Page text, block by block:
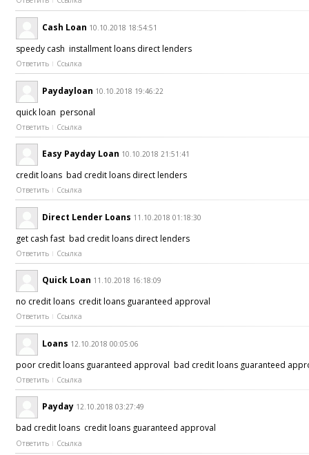
Cash Loan 10.10.2018 18:54:51
speedy cash installment loans direct lenders
Ответить Ссылка
Paydayloan 10.10.2018 19:46:22
quick loan personal
Ответить Ссылка
Easy Payday Loan 10.10.2018 21:51:41
credit loans bad credit loans direct lenders
Ответить Ссылка
Direct Lender Loans 11.10.2018 01:18:30
get cash fast bad credit loans direct lenders
Ответить Ссылка
Quick Loan 11.10.2018 16:18:09
no credit loans credit loans guaranteed approval
Ответить Ссылка
Loans 12.10.2018 00:05:06
poor credit loans guaranteed approval bad credit loans guaranteed
Ответить Ссылка
Payday 12.10.2018 03:27:49
bad credit loans credit loans guaranteed approval
Ответить Ссылка